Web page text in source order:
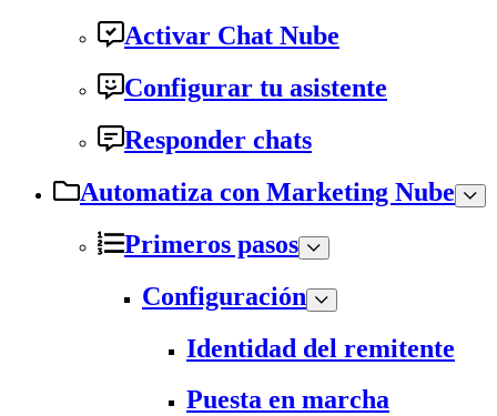
Activar Chat Nube
Configurar tu asistente
Responder chats
Automatiza con Marketing Nube
Primeros pasos
Configuración
Identidad del remitente
Puesta en marcha